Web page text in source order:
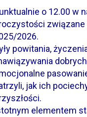
o 12.00 w
związane
2026.
powitania,
jak ich
elementem